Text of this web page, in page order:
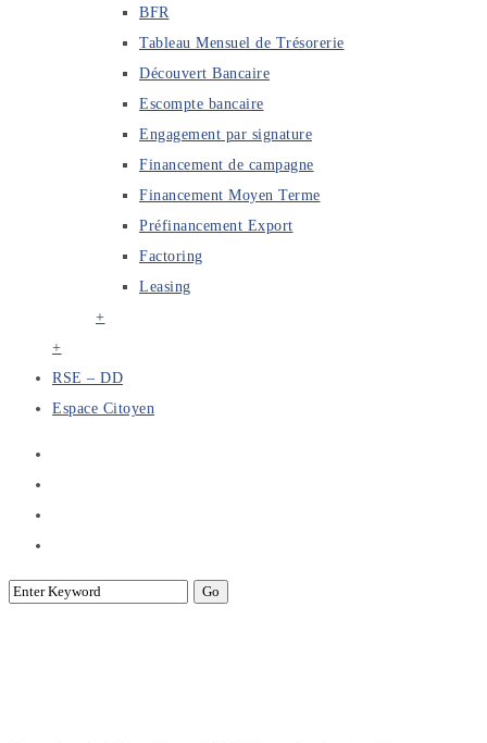
BFR
Tableau Mensuel de Trésorerie
Découvert Bancaire
Escompte bancaire
Engagement par signature
Financement de campagne
Financement Moyen Terme
Préfinancement Export
Factoring
Leasing
+
+
RSE – DD
Espace Citoyen